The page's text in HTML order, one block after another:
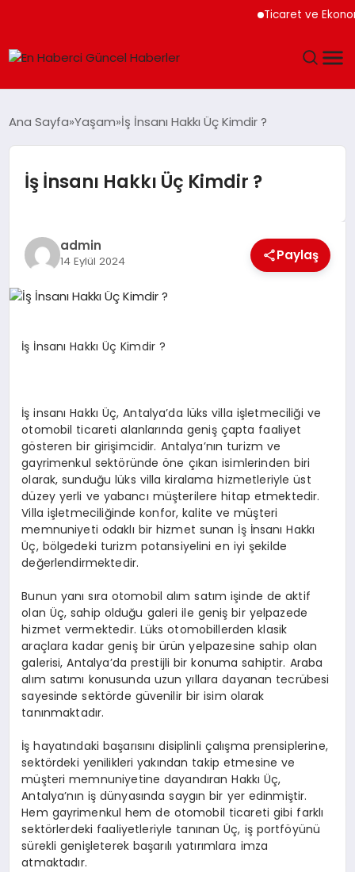
Ticaret ve
SPOR
SAĞLIK
MAGAZIN
EKONOMI
SIYASET
Ana Sayfa Yaşam İş İnsanı Hakkı Üç Kimdir ?
İş İnsanı Hakkı Üç Kimdir ?
admin
14 Eylül 2024 Paylaş
İş İnsanı Hakkı Üç Kimdir ?
İş insanı Hakkı Üç, Antalya’da lüks villa işletmeciliği ve
otomobil ticareti alanlarında geniş çapta faaliyet
gösteren bir girişimcidir. Antalya’nın turizm ve
gayrimenkul sektöründe öne çıkan isimlerinden biri
olarak, sunduğu lüks villa kiralama hizmetleriyle üst
düzey yerli ve yabancı müşterilere hitap etmektedir.
Villa işletmeciliğinde konfor, kalite ve müşteri
memnuniyeti odaklı bir hizmet sunan İş İnsanı Hakkı
Üç, bölgedeki turizm potansiyelini en iyi şekilde
değerlendirmektedir.
Bunun yanı sıra otomobil alım satım işinde de aktif
olan Üç, sahip olduğu galeri ile geniş bir yelpazede
hizmet vermektedir. Lüks otomobillerden klasik
araçlara kadar geniş bir ürün yelpazesine sahip olan
galerisi, Antalya’da prestijli bir konuma sahiptir. Araba
alım satımı konusunda uzun yıllara dayanan tecrübesi
sayesinde sektörde güvenilir bir isim olarak
tanınmaktadır.
İş hayatındaki başarısını disiplinli çalışma prensiplerine,
sektördeki yenilikleri yakından takip etmesine ve
müşteri memnuniyetine dayandıran Hakkı Üç,
Antalya’nın iş dünyasında saygın bir yer edinmiştir.
Hem gayrimenkul hem de otomobil ticareti gibi farklı
sektörlerdeki faaliyetleriyle tanınan Üç, iş portföyünü
sürekli genişleterek başarılı yatırımlara imza
atmaktadır.